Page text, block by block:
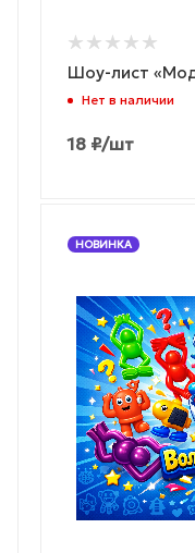
Нет в наличии
18 ₽/шт
НОВИНКА